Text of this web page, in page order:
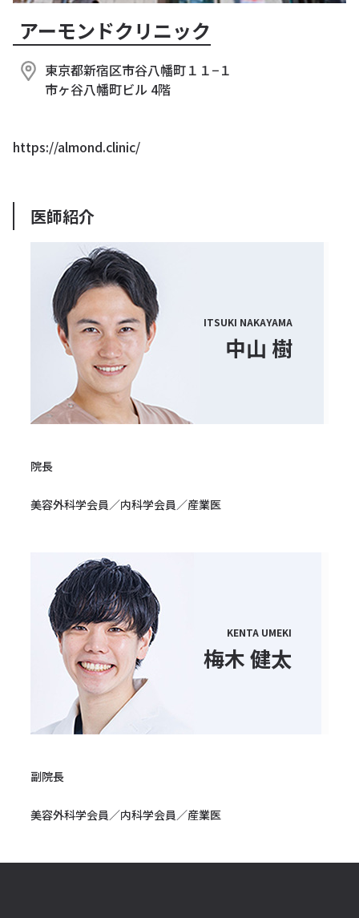
アーモンドクリニック
東京都新宿区市谷八幡町１１−１
市ヶ谷八幡町ビル 4階
https://almond.clinic/
医師紹介
ITSUKI NAKAYAMA
中山 樹
院長
美容外科学会員／内科学会員／産業医
KENTA UMEKI
梅木 健太
副院長
美容外科学会員／内科学会員／産業医